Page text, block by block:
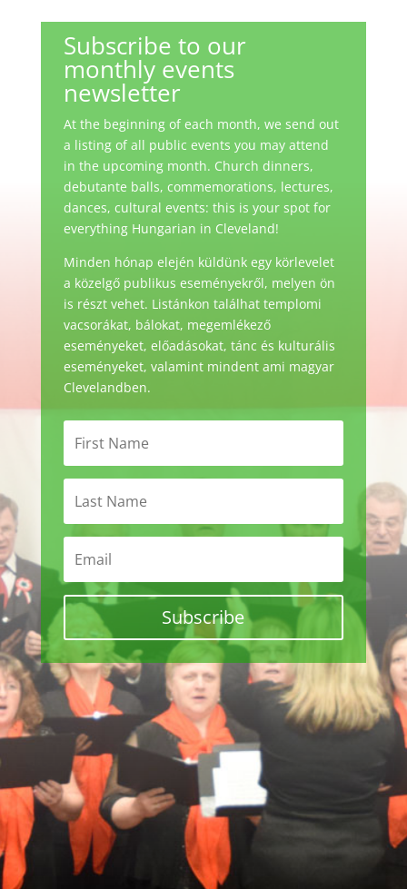
Subscribe to our
monthly events
newsletter
At the beginning of each month, we send out
a listing of all public events you may attend
in the upcoming month. Church dinners,
debutante balls, commemorations, lectures,
dances, cultural events: this is your spot for
everything Hungarian in Cleveland!
Minden hónap elején küldünk egy körlevelet
a közelgő publikus eseményekről, melyen ön
is részt vehet. Listánkon találhat templomi
vacsorákat, bálokat, megemlékező
eseményeket, előadásokat, tánc és kulturális
eseményeket, valamint mindent ami magyar
Clevelandben.
Subscribe